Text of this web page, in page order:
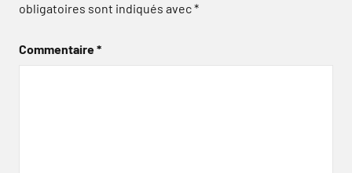
obligatoires sont indiqués avec*
Commentaire*